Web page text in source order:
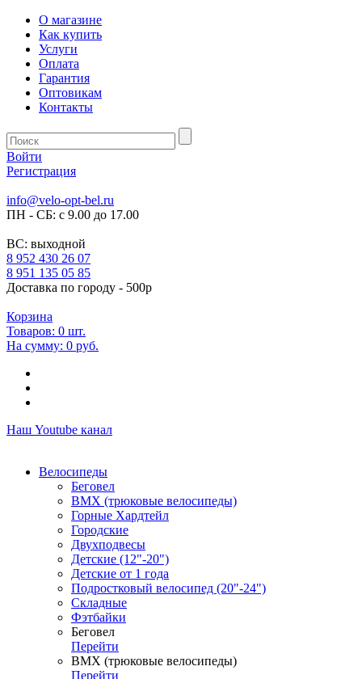
О магазине
Как купить
Услуги
Оплата
Гарантия
Оптовикам
Контакты
Войти
Регистрация
info@velo-opt-bel.ru
ПН - СБ: с 9.00 до 17.00
ВС: выходной
8 952 430 26 07
8 951 135 05 85
Доставка по городу - 500р
Корзина
Товаров: 0 шт.
На сумму: 0 руб.
Наш Youtube канал
Велосипеды
Беговел
ВМХ (трюковые велосипеды)
Горные Хардтейл
Городские
Двухподвесы
Детские (12"-20")
Детские от 1 года
Подростковый велосипед (20"-24")
Складные
Фэтбайки
Беговел
Перейти
ВМХ (трюковые велосипеды)
Перейти